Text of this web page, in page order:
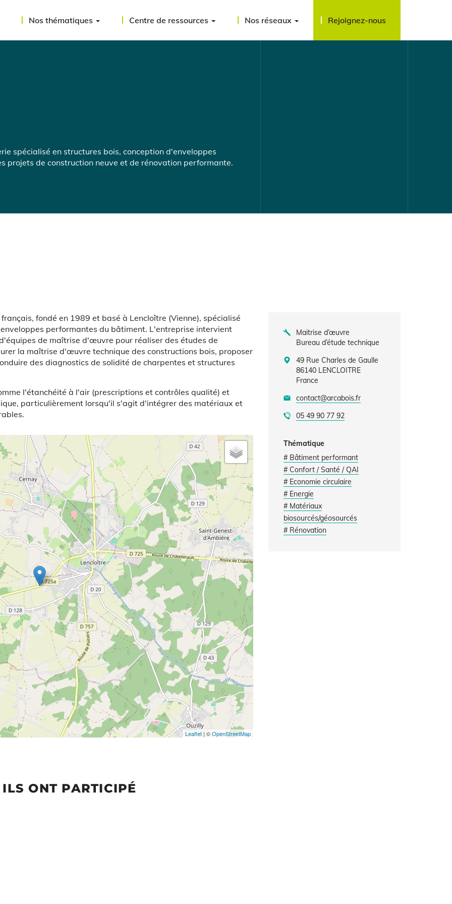
Nos thématiques Centre de ressources Nos réseaux Rejoignez-nous
spécialisé en structures bois, conception d'enveloppes
projets de construction neuve et de rénovation performante.
fondé en 1989 et basé à Lencloître (Vienne), spécialisé
performantes du bâtiment. L'entreprise intervient
de maîtrise d'œuvre pour réaliser des études de
la maîtrise d'œuvre technique des constructions bois, proposer
des diagnostics de solidité de charpentes et structures
l'étanchéité à l'air (prescriptions et contrôles qualité) et
particulièrement lorsqu'il s'agit d'intégrer des matériaux et
Leaflet| ©OpenStreetMap
Maitrise d’œuvre
Bureau d’étude technique
49 Rue Charles de Gaulle
86140 LENCLOITRE
France
contact@arcabois.fr
05 49 90 77 92
Thématique
# Bâtiment performant
# Confort / Santé / QAI
# Economie circulaire
# Energie
# Matériaux
biosourcés/géosourcés
# Rénovation
ONT PARTICIPÉ